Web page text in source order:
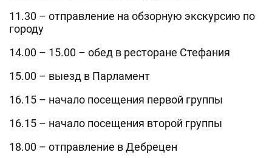
11.30 – отправление на обзорную экскурсию по
городу
14.00 – 15.00 – обед в ресторане Стефания
15.00 – выезд в Парламент
16.15 – начало посещения первой группы
16.15 – начало посещения второй группы
18.00 – отправление в Дебрецен